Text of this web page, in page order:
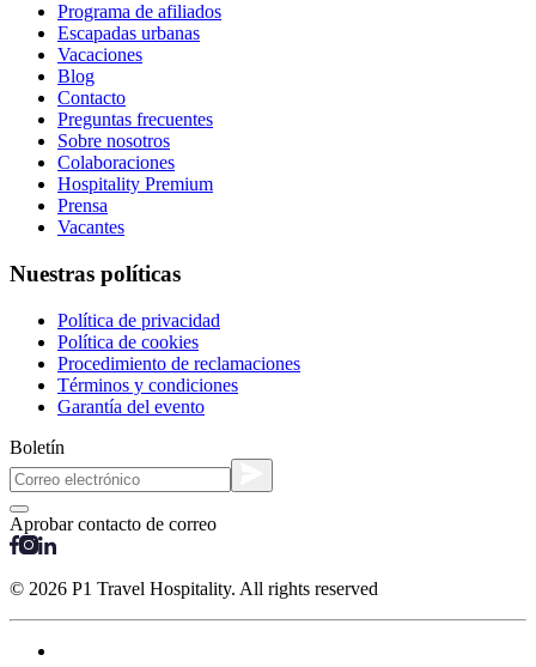
Programa de afiliados
Escapadas urbanas
Vacaciones
Blog
Contacto
Preguntas frecuentes
Sobre nosotros
Colaboraciones
Hospitality Premium
Prensa
Vacantes
Nuestras políticas
Política de privacidad
Política de cookies
Procedimiento de reclamaciones
Términos y condiciones
Garantía del evento
Boletín
Aprobar contacto de correo
© 2026 P1 Travel Hospitality. All rights reserved